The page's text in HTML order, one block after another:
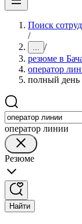
Поиск
/
... /
резюме в
оператор
полный день
оператор линии
Резюме
Найти